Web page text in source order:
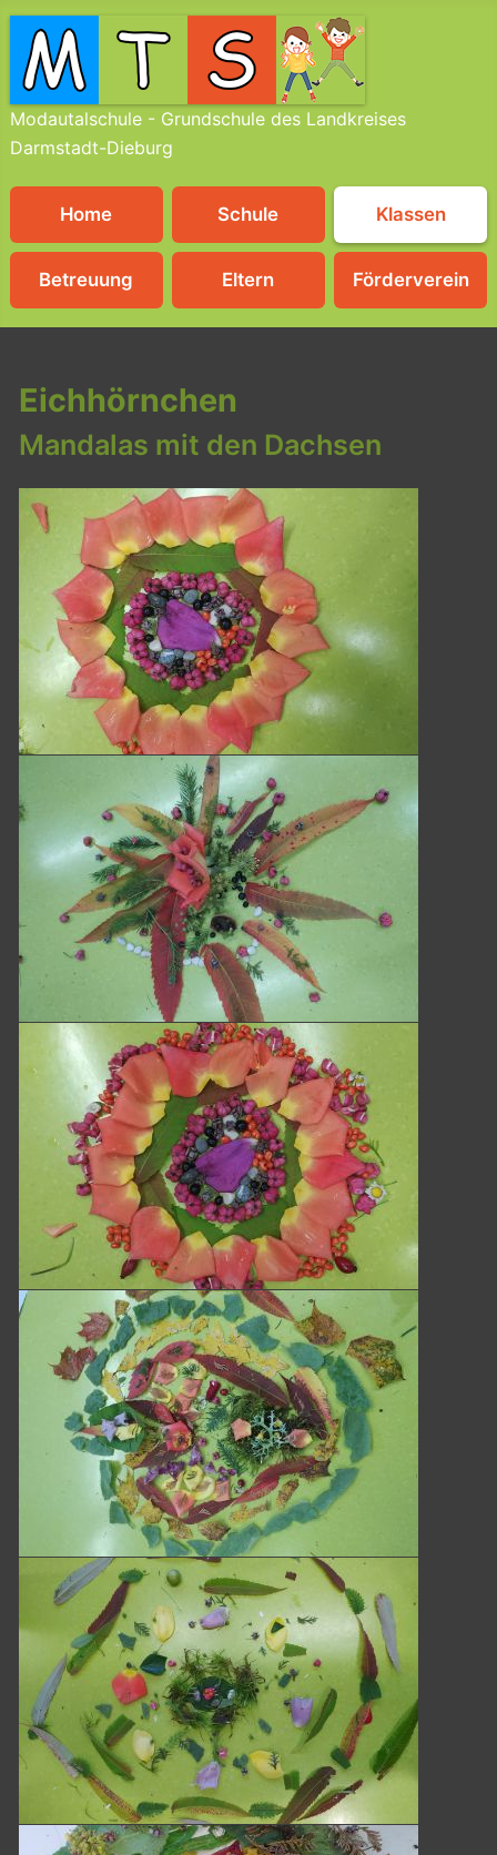
Modautalschule - Grundschule des Landkreises
Darmstadt-Dieburg
Home Schule Klassen
Betreuung Eltern Förderverein
Eichhörnchen
Mandalas mit den Dachsen